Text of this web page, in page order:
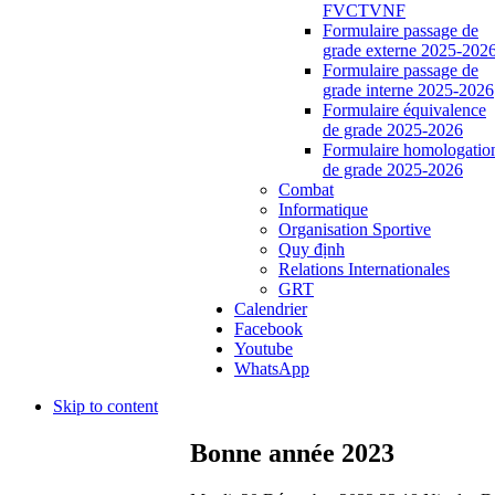
FVCTVNF
Formulaire passage de
grade externe 2025-
Formulaire passage de
grade interne 2025-2026
Formulaire équivalence
de grade 2025-2026
Formulaire
de grade 2025-2026
Combat
Informatique
Organisation Sportive
Quy định
Relations Internationales
GRT
Calendrier
Facebook
Youtube
WhatsApp
Skip to content
Bonne année 2023